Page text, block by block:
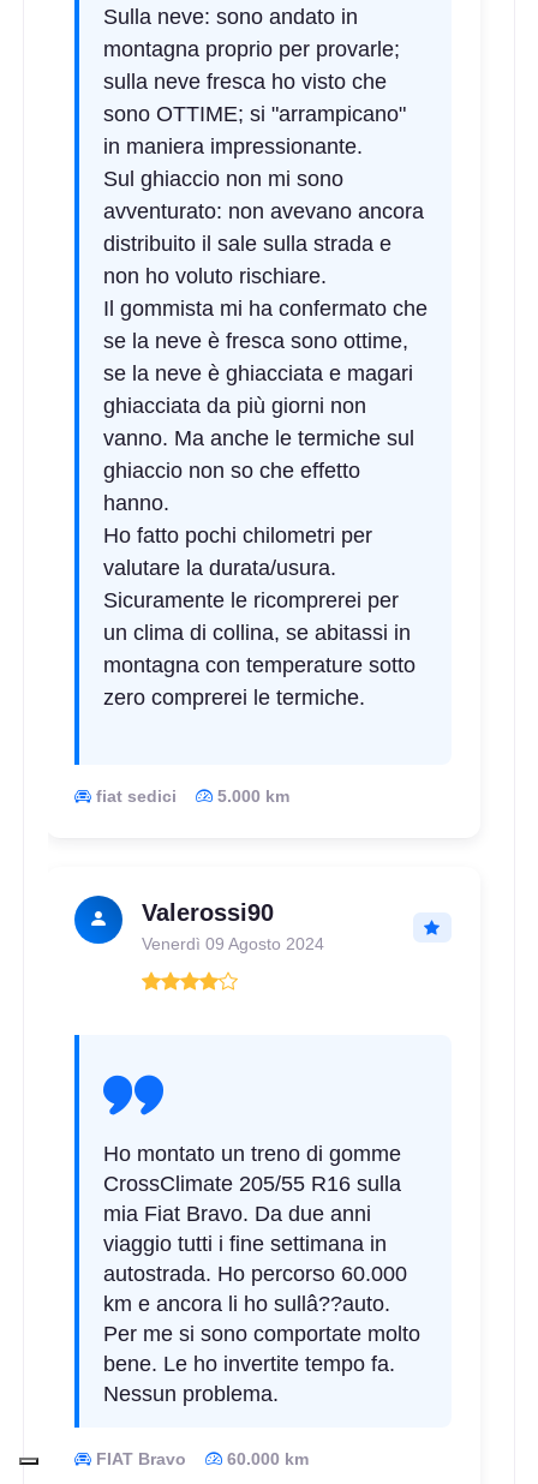
Sulla neve: sono andato in
montagna proprio per provarle;
sulla neve fresca ho visto che
sono OTTIME; si "arrampicano"
in maniera impressionante.
Sul ghiaccio non mi sono
avventurato: non avevano ancora
distribuito il sale sulla strada e
non ho voluto rischiare.
Il gommista mi ha confermato che
se la neve è fresca sono ottime,
se la neve è ghiacciata e magari
ghiacciata da più giorni non
vanno. Ma anche le termiche sul
ghiaccio non so che effetto
hanno.
Ho fatto pochi chilometri per
valutare la durata/usura.
Sicuramente le ricomprerei per
un clima di collina, se abitassi in
montagna con temperature sotto
zero comprerei le termiche.
fiat sedici 5.000 km
Valerossi90
Venerdì 09 Agosto 2024
Ho montato un treno di gomme
CrossClimate 205/55 R16 sulla
mia Fiat Bravo. Da due anni
viaggio tutti i fine settimana in
autostrada. Ho percorso 60.000
km e ancora li ho sullâ??auto.
Per me si sono comportate molto
bene. Le ho invertite tempo fa.
Nessun problema.
FIAT Bravo 60.000 km